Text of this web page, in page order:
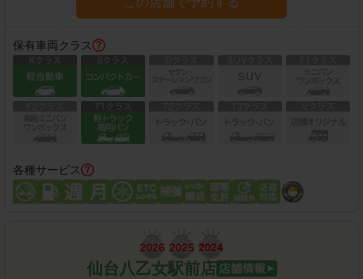
保有車両クラス
各種サービス
仙台八乙女駅前店